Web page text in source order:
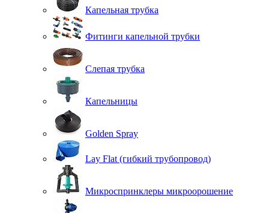
Капельная трубка
Фитинги капельной трубки
Слепая трубка
Капельницы
Golden Spray
Lay Flat (гибкий трубопровод)
Микроспринклеры микроорошение